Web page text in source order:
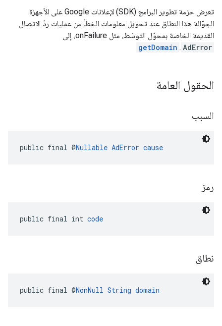
تعرض حزمة تطوير البرامج (SDK) لإعلانات Google على الأجهزة
الجوّالة هذا النطاق عند تحويل معلومات الخطأ من عمليات ردّ الاتصال
القديمة الخاصة بمحوّل التوسّط، مثل onFailure، إلى
AdError
.
getDomain
الحقول العامة
السبب
public final @Nullable AdError cause
رمز
public final int code
نطاق
public final @NonNull String domain